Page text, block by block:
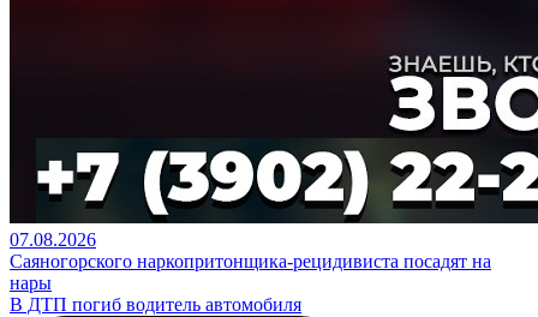
07.08.2026
Саяногорского наркопритонщика-рецидивиста посадят на
нары
В ДТП погиб водитель автомобиля